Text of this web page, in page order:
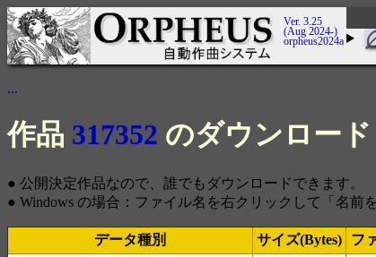
Ver. 3.25
(Aug 2024-)
orpheus2024a
...
作品 317352 のダウンロード
● 公開決定作品なので、誰でもダウンロードできます。
● Windows の場合：ファイル名を右クリックして「名前
データ種別 サイズ(Bytes) フ